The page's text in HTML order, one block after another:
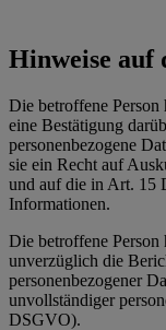
Hinweise auf
Die betroffene
eine Bestätigung
personenbezogene
sie ein Recht auf
und auf die in Art. 15
Informationen.
Die betroffene
unverzüglich die
personenbezogener
unvollständiger
DSGVO).